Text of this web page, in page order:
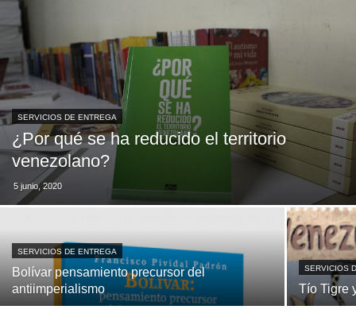
SERVICIOS DE ENTREGA
¿Por qué se ha reducido el territorio
venezolano?
5 junio, 2020
SERVICIOS DE ENTREGA
Bolívar pensamiento precursor del
antiimperialismo
SERVICIOS
Tío Tigre